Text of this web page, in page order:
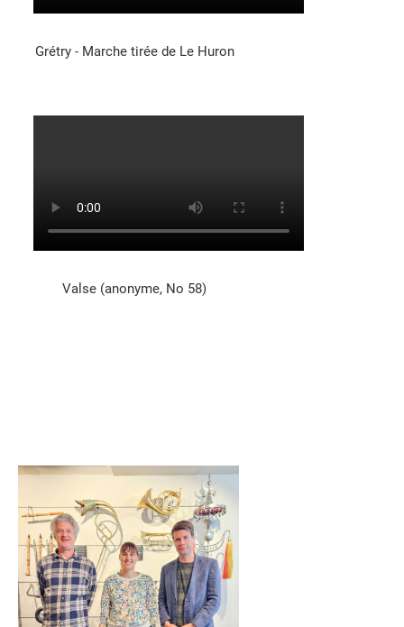
Grétry - Marche tirée de Le Huron
Valse (anonyme, No 58)